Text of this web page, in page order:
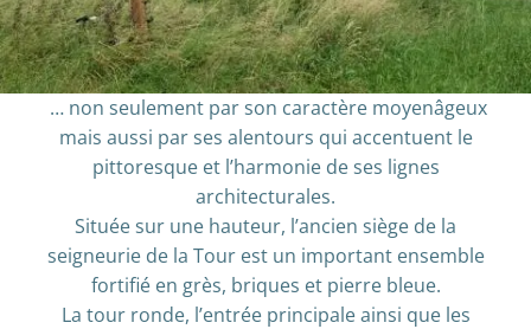
… non seulement par son caractère moyenâgeux
mais aussi par ses alentours qui accentuent le
pittoresque et l’harmonie de ses lignes
architecturales.
Située sur une hauteur, l’ancien siège de la
seigneurie de la Tour est un important ensemble
fortifié en grès, briques et pierre bleue.
La tour ronde, l’entrée principale ainsi que les